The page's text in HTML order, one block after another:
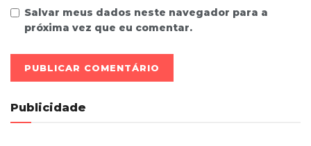
Salvar meus dados neste navegador para a
próxima vez que eu comentar.
Publicidade